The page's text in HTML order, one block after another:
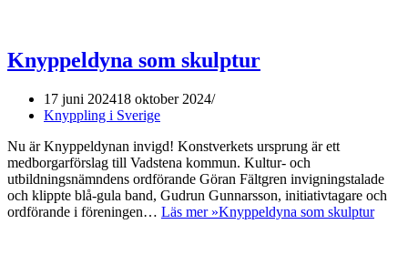
Knyppeldyna som skulptur
17 juni 202418 oktober 2024
Knyppling i Sverige
Nu är Knyppeldynan invigd! Konstverkets ursprung är ett
medborgarförslag till Vadstena kommun. Kultur- och
utbildningsnämndens ordförande Göran Fältgren invigningstalade
och klippte blå-gula band, Gudrun Gunnarsson, initiativtagare och
ordförande i föreningen… Läs mer »Knyppeldyna som skulptur